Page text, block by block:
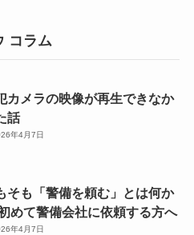
コラム
カメラの映像が再生できなか
話
年4月7日
そも「警備を頼む」とは何か
めて警備会社に依頼する方へ
年4月7日